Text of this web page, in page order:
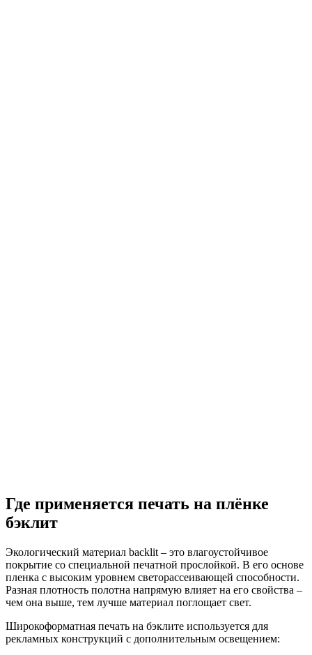
Где применяется печать на плёнке
бэклит
Экологический материал backlit – это влагоустойчивое
покрытие со специальной печатной прослойкой. В его основе
пленка с высоким уровнем светорассеивающей способности.
Разная плотность полотна напрямую влияет на его свойства –
чем она выше, тем лучше материал поглощает свет.
Широкоформатная печать на бэклите используется для
рекламных конструкций с дополнительным освещением: